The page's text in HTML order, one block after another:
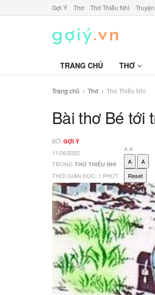
Gợi Ý Thơ Thơ Thiếu Nhi
TRANG CHỦ THƠ
Trang chủ Thơ Thơ Thiếu Nhi
Bài thơ Bé tới
BỞI GỢI Ý
11/06/2022
TRONG THƠ THIẾU NHI
THỜI GIAN ĐỌC: 1 PHÚT
AA
A
A
Reset